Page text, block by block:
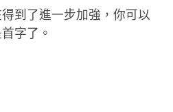
到了進一步加強，你可以
字了。